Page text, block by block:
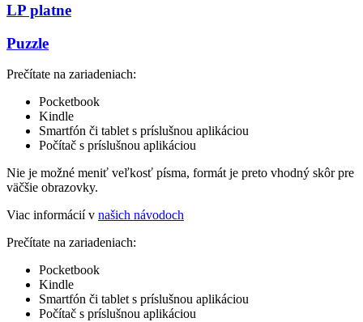
LP platne
Puzzle
Prečítate na zariadeniach:
Pocketbook
Kindle
Smartfón či tablet s príslušnou aplikáciou
Počítač s príslušnou aplikáciou
Nie je možné meniť veľkosť písma, formát je preto vhodný skôr pre
väčšie obrazovky.
Viac informácií v našich návodoch
Prečítate na zariadeniach:
Pocketbook
Kindle
Smartfón či tablet s príslušnou aplikáciou
Počítač s príslušnou aplikáciou